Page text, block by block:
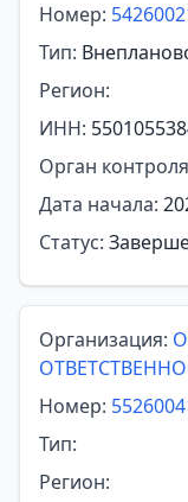
Номер:
Тип:
Регион:
ИНН:
Орган
Дата начала:
Статус:
Организация:
Номер:
Тип:
Регион: